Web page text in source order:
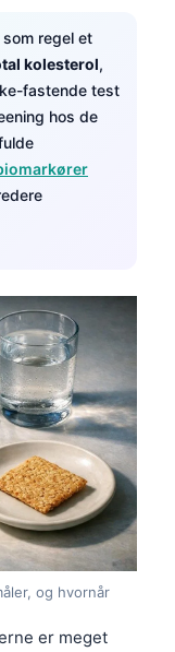
regel et
kolesterol,
fastende test
hos de
og hvornår
er meget